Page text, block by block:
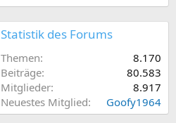
Statistik des Forums
Themen
8.170
Beiträge
80.583
Mitglieder
8.917
Neuestes Mitglied
Goofy1964